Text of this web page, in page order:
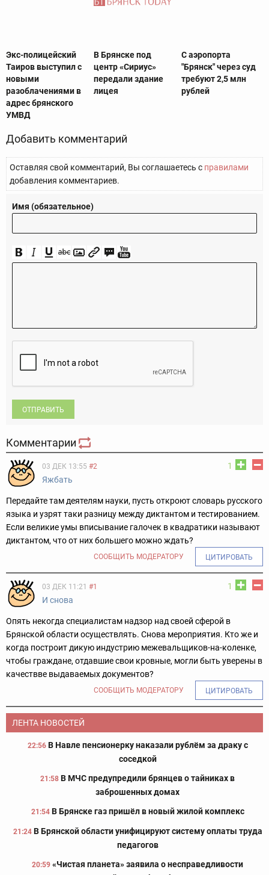
Экс-полицейский
Таиров выступил с
новыми
разоблачениями в
адрес брянского
УМВД
В Брянске под
центр «Сириус»
передали здание
лицея
С аэропорта
"Брянск" через суд
требуют 2,5 млн
рублей
Добавить комментарий
Оставляя свой комментарий, Вы соглашаетесь с правилами
добавления комментариев.
Имя (обязательное)
ОТПРАВИТЬ
Комментарии
1
03 ДЕК 13:55 #2
Яжбать
Передайте там деятелям науки, пусть откроют словарь русского
языка и узрят таки разницу между диктантом и тестированием.
Если великие умы вписывание галочек в квадратики называют
диктантом, что от них большего можно ждать?
СООБЩИТЬ МОДЕРАТОРУ ЦИТИРОВАТЬ
1
03 ДЕК 11:21 #1
И снова
Опять некогда специалистам надзор над своей сферой в
Брянской области осуществлять. Снова мероприятия. Кто же и
когда построит дикую индустрию межевальщиков-на-коленке,
чтобы граждане, отдавшие свои кровные, могли быть уверены в
качествве выдаваемых документов?
СООБЩИТЬ МОДЕРАТОРУ ЦИТИРОВАТЬ
ЛЕНТА НОВОСТЕЙ
22:56 В Навле пенсионерку наказали рублём за драку с
соседкой
21:58 В МЧС предупредили брянцев о тайниках в
заброшенных домах
21:54 В Брянске газ пришёл в новый жилой комплекс
21:24 В Брянской области унифицируют систему оплаты труда
педагогов
20:59 «Чистая планета» заявила о несправедливости